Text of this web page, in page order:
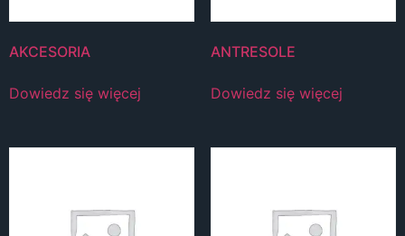
AKCESORIA
Dowiedz się więcej
ANTRESOLE
Dowiedz się więcej